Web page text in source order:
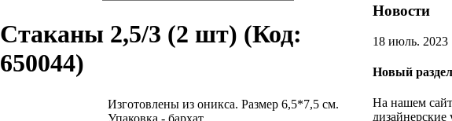
Стаканы 2,5/3 (2 шт) (Код:
650044)
Изготовлены из оникса. Размер 6,5*7,5 см.
Упаковка - бархат
Новости
18 июль. 2023
Новый
На нашем